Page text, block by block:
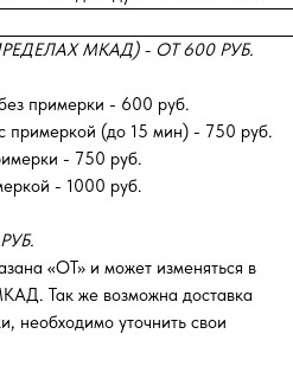
МКАД) - ОТ 600 РУБ.
примерки - 600 руб.
примеркой (до 15 мин) - 750 руб.
- 750 руб.
- 1000 руб.
«ОТ»‎ и может изменяться в
Так же возможна доставка
необходимо уточнить свои